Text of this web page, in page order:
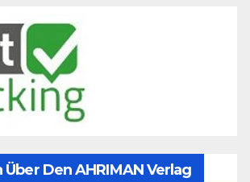
Den AHRIMAN Verlag